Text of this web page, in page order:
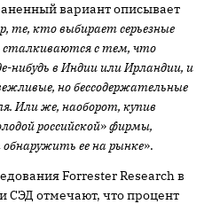
вариант описывает
те, кто выбирает серьезные
сталкиваются с тем, что
нибудь в Индии или Ирландии, и
но бессодержательные
Или же, наоборот, купив
российской»фирмы,
обнаружить ее на рынке».
Forrester Research в
СЭД отмечают, что процент